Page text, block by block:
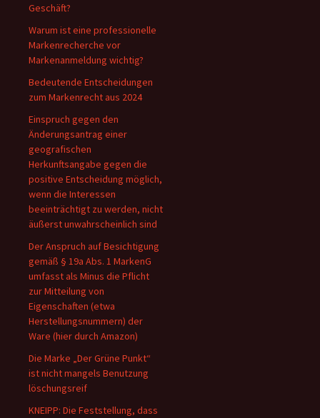
Geschäft?
Warum ist eine professionelle
Markenrecherche vor
Markenanmeldung wichtig?
Bedeutende Entscheidungen
zum Markenrecht aus 2024
Einspruch gegen den
Änderungsantrag einer
geografischen
Herkunftsangabe gegen die
positive Entscheidung möglich,
wenn die Interessen
beeinträchtigt zu werden, nicht
äußerst unwahrscheinlich sind
Der Anspruch auf Besichtigung
gemäß § 19a Abs. 1 MarkenG
umfasst als Minus die Pflicht
zur Mitteilung von
Eigenschaften (etwa
Herstellungsnummern) der
Ware (hier durch Amazon)
Die Marke „Der Grüne Punkt“
ist nicht mangels Benutzung
löschungsreif
KNEIPP: Die Feststellung, dass